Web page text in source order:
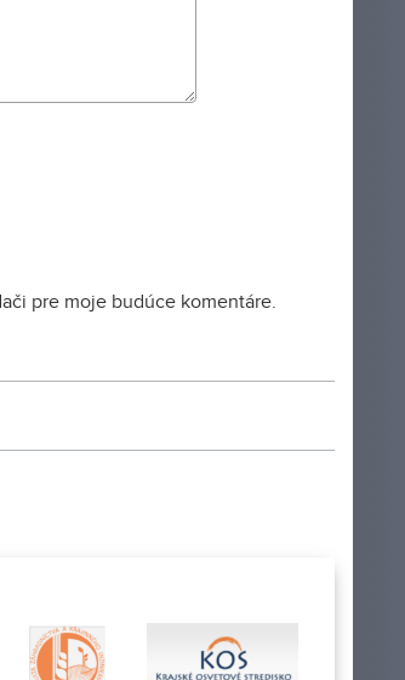
pre moje budúce komentáre.